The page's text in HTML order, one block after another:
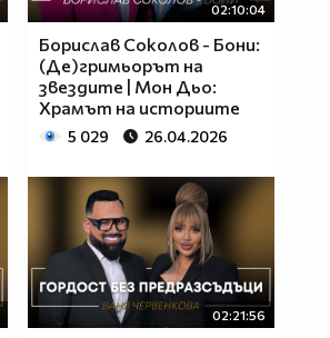
02:10:04
Борислав Соколов - Бони:
(Де)гримьорът на
звездите | Мон Дьо:
Храмът на историите
5 029 26.04.2026
02:21:56